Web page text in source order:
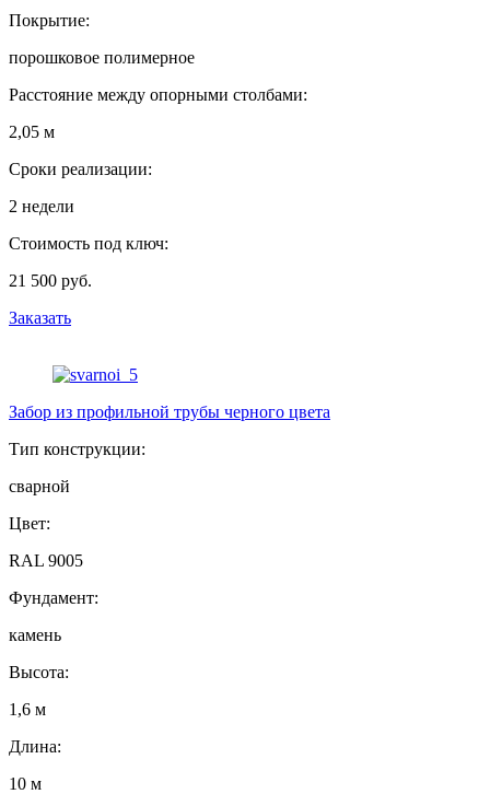
Покрытие:
порошковое полимерное
Расстояние между опорными столбами:
2,05 м
Сроки реализации:
2 недели
Стоимость под ключ:
21 500 руб.
Заказать
Забор из профильной трубы черного цвета
Тип конструкции:
сварной
Цвет:
RAL 9005
Фундамент:
камень
Высота:
1,6 м
Длина:
10 м